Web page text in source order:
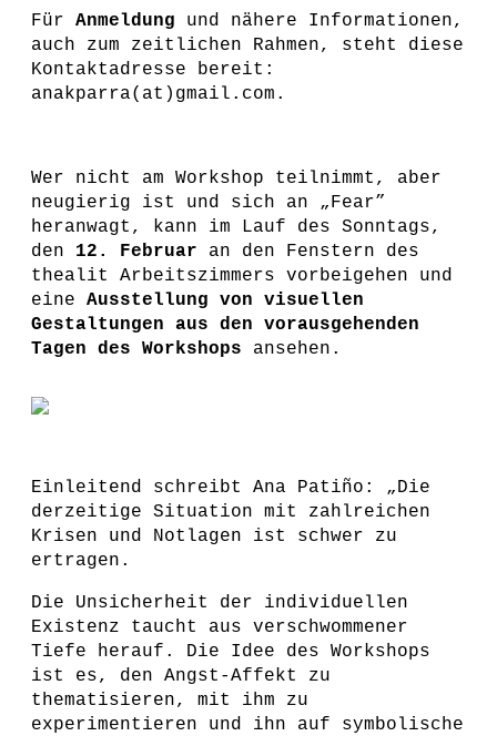
Für Anmeldung und nähere Informationen,
auch zum zeitlichen Rahmen, steht diese
Kontaktadresse bereit:
anakparra(at)gmail.com.
Wer nicht am Workshop teilnimmt, aber
neugierig ist und sich an „Fear”
heranwagt, kann im Lauf des Sonntags,
den 12. Februar an den Fenstern des
thealit Arbeitszimmers vorbeigehen und
eine Ausstellung von visuellen
Gestaltungen aus den vorausgehenden
Tagen des Workshops ansehen.
Einleitend schreibt Ana Patiño: „Die
derzeitige Situation mit zahlreichen
Krisen und Notlagen ist schwer zu
ertragen.
Die Unsicherheit der individuellen
Existenz taucht aus verschwommener
Tiefe herauf. Die Idee des Workshops
ist es, den Angst-Affekt zu
thematisieren, mit ihm zu
experimentieren und ihn auf symbolische